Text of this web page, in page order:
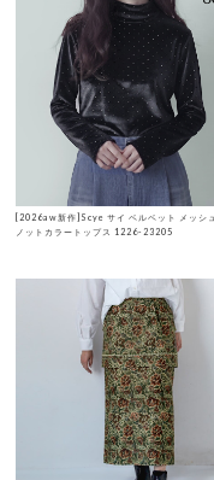
[2026aw新作]Scye サイ ベルベット メッシ
ノットカラートップス 1226-23205